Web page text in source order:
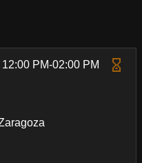
PM-02:00 PM